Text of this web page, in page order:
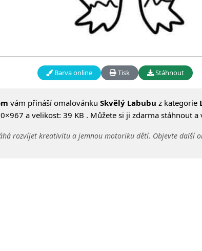
Barva online Tisk Stáhnout
vám přináší omalovánku Skvělý Labubu z kategorie
a velikost: 39 KB . Můžete si ji zdarma stáhnout a
rozvíjet kreativitu a jemnou motoriku dětí. Objevte další